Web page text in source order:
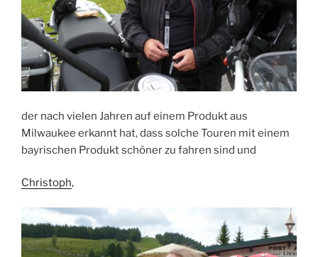
der nach vielen Jahren auf einem Produkt aus
Milwaukee erkannt hat, dass solche Touren mit einem
bayrischen Produkt schöner zu fahren sind und
Christoph,